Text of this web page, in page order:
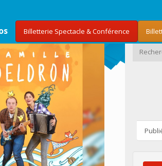
Billetterie Spectacle & Conférence